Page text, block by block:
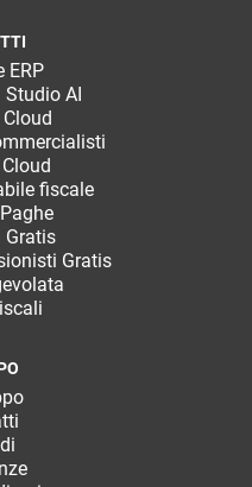
ERP
Studio AI
fiscale
Gratis
Gratis